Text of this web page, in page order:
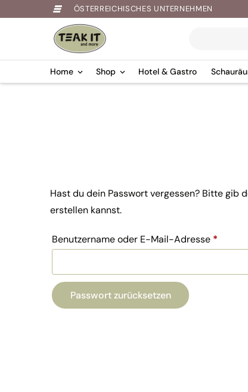
ÖSTERREICHISCHES UNTERNEHMEN
Home Shop Hotel & Gastro
Hast du dein Passwort vergessen? Bitte gib
erstellen kannst.
Benutzername oder E-Mail-Adresse *
Passwort zurücksetzen